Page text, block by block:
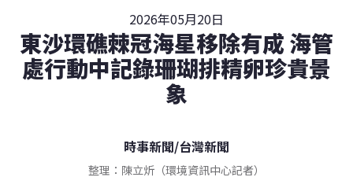
2026年05月20日
東沙環礁棘冠海星移除有成 海管
處行動中記錄珊瑚排精卵珍貴景
象
時事新聞/台灣新聞
整理：陳立炘（環境資訊中心記者）